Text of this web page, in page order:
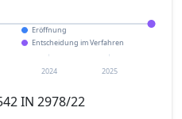
Eröffnung
Entscheidung im Verfahren
2024 2025
IN 2978/22